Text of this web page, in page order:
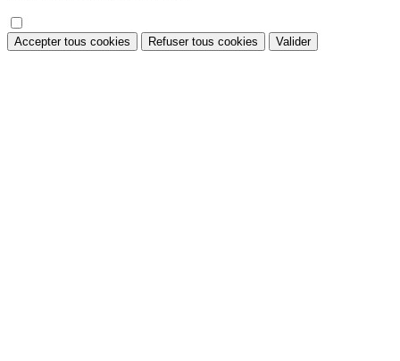
Accepter tous cookies Refuser tous cookies Valider